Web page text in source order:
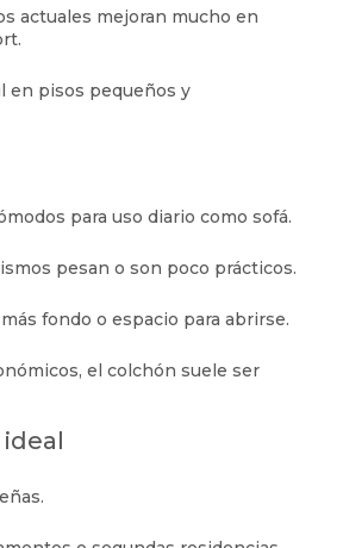
actuales mejoran mucho en
en pisos pequeños y
para uso diario como sofá.
pesan o son poco prácticos.
fondo o espacio para abrirse.
el colchón suele ser
ideal